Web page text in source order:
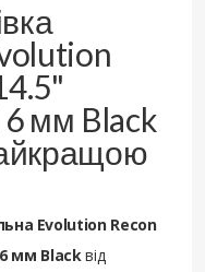
мм Black
Evolution Recon
мм Blackвід